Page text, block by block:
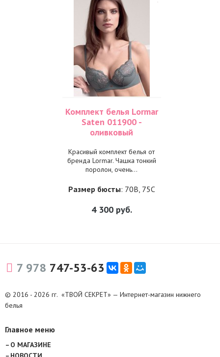
Комплект белья Lormar
Saten 011900 -
оливковый
Красивый комплект белья от
бренда Lormar. Чашка тонкий
поролон, очень...
Размер бюсты: 70B, 75C
4 300руб.
7 978 747-53-63
© 2016 - 2026 гг. «ТВОЙ СЕКРЕТ» — Интернет-магазин нижнего
белья
Главное меню
О МАГАЗИНЕ